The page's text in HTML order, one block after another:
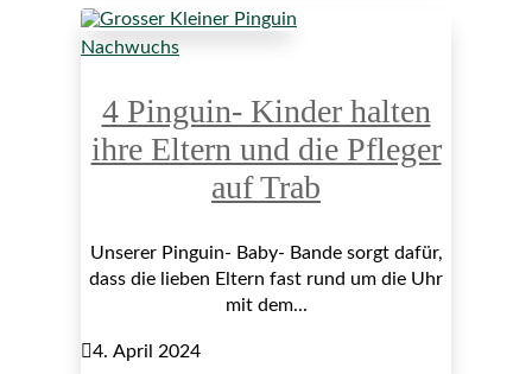
Nachwuchs
4 Pinguin- Kinder halten
ihre Eltern und die Pfleger
auf Trab
Unserer Pinguin- Baby- Bande sorgt dafür,
dass die lieben Eltern fast rund um die Uhr
mit dem...
4. April 2024